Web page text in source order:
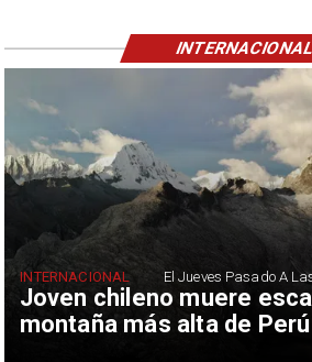
Joven chileno muere
montaña más alta de Perú
INTERNACIONAL El Jueves Pasado A
INTERNACIONAL